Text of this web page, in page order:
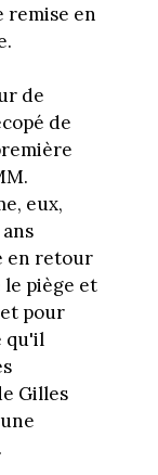
remise en
de
de
eux,
en retour
piège et
pour
qu'il
Gilles